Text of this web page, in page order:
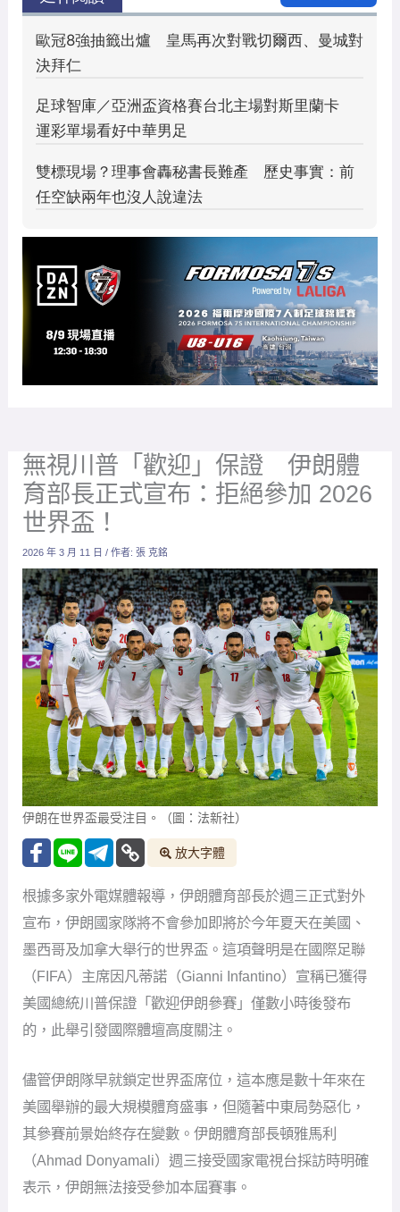
無視川普「歡迎」保證 伊朗體
育部長正式宣布：拒絕參加 2026
世界盃！
2026 年 3 月 11 日/ 作者:張 克銘
伊朗在世界盃最受注目。（圖：法新社）
放大字體
根據多家外電媒體報導，伊朗體育部長於週三正式對外
宣布，伊朗國家隊將不會參加即將於今年夏天在美國、
墨西哥及加拿大舉行的世界盃。這項聲明是在國際足聯
（FIFA）主席因凡蒂諾（Gianni Infantino）宣稱已獲得
美國總統川普保證「歡迎伊朗參賽」僅數小時後發布
的，此舉引發國際體壇高度關注。
儘管伊朗隊早就鎖定世界盃席位，這本應是數十年來在
美國舉辦的最大規模體育盛事，但隨著中東局勢惡化，
其參賽前景始終存在變數。伊朗體育部長頓雅馬利
（Ahmad Donyamali）週三接受國家電視台採訪時明確
表示，伊朗無法接受參加本屆賽事。